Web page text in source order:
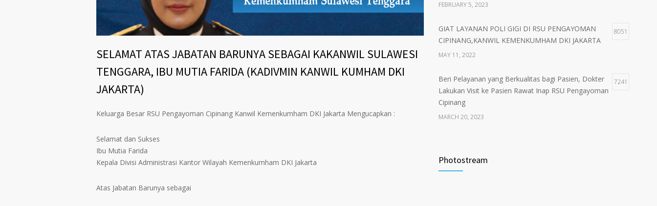
SELAMAT ATAS JABATAN BARUNYA SEBAGAI KAKANWIL SULAWESI
TENGGARA, IBU MUTIA FARIDA (KADIVMIN KANWIL KUMHAM DKI
JAKARTA)
Keluarga Besar RSU Pengayoman Cipinang Kanwil Kemenkumham DKI Jakarta Mengucapkan :
Selamat dan Sukses
Ibu Mutia Farida
Kepala Divisi Administrasi Kantor Wilayah Kemenkumham DKI Jakarta
Atas Jabatan Barunya sebagai
FEBRUARY 5, 2023
GIAT LAYANAN POLI GIGI DI RSU PENGAYOMAN
CIPINANG,KANWIL KEMENKUMHAM DKI JAKARTA
8051
MAY 11, 2022
Beri Pelayanan yang Berkualitas bagi Pasien, Dokter
Lakukan Visit ke Pasien Rawat Inap RSU Pengayoman
Cipinang
7241
MARCH 20, 2023
Photostream